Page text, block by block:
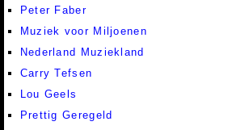
Peter Faber
Muziek voor Miljoenen
Nederland Muziekland
Carry Tefsen
Lou Geels
Prettig Geregeld